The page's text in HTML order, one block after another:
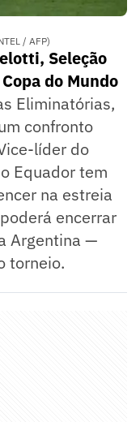
/ AFP)
Seleção
do Mundo
Eliminatórias,
confronto
líder do
Equador tem
na estreia
encerrar
Argentina —
torneio.